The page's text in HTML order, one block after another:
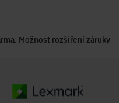
Možnost rozšíření záruky